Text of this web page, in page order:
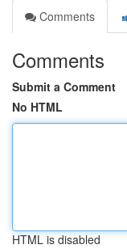
Comments
Comments
Submit a Comment
No HTML
HTML is disabled